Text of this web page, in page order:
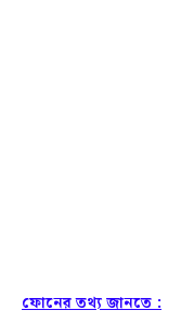
ফোনের তথ্য জানতে :